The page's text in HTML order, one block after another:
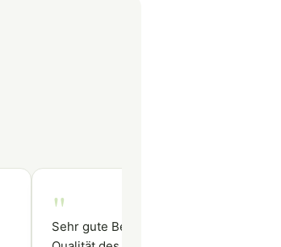
"
Sehr gute Beratung und sehr gute